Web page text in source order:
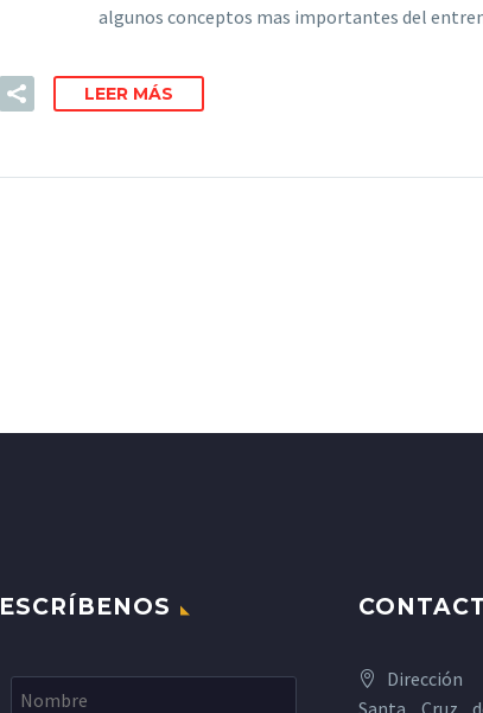
algunos conceptos mas importantes del
LEER MÁS
ESCRÍBENOS
Dirección
Santa Cruz